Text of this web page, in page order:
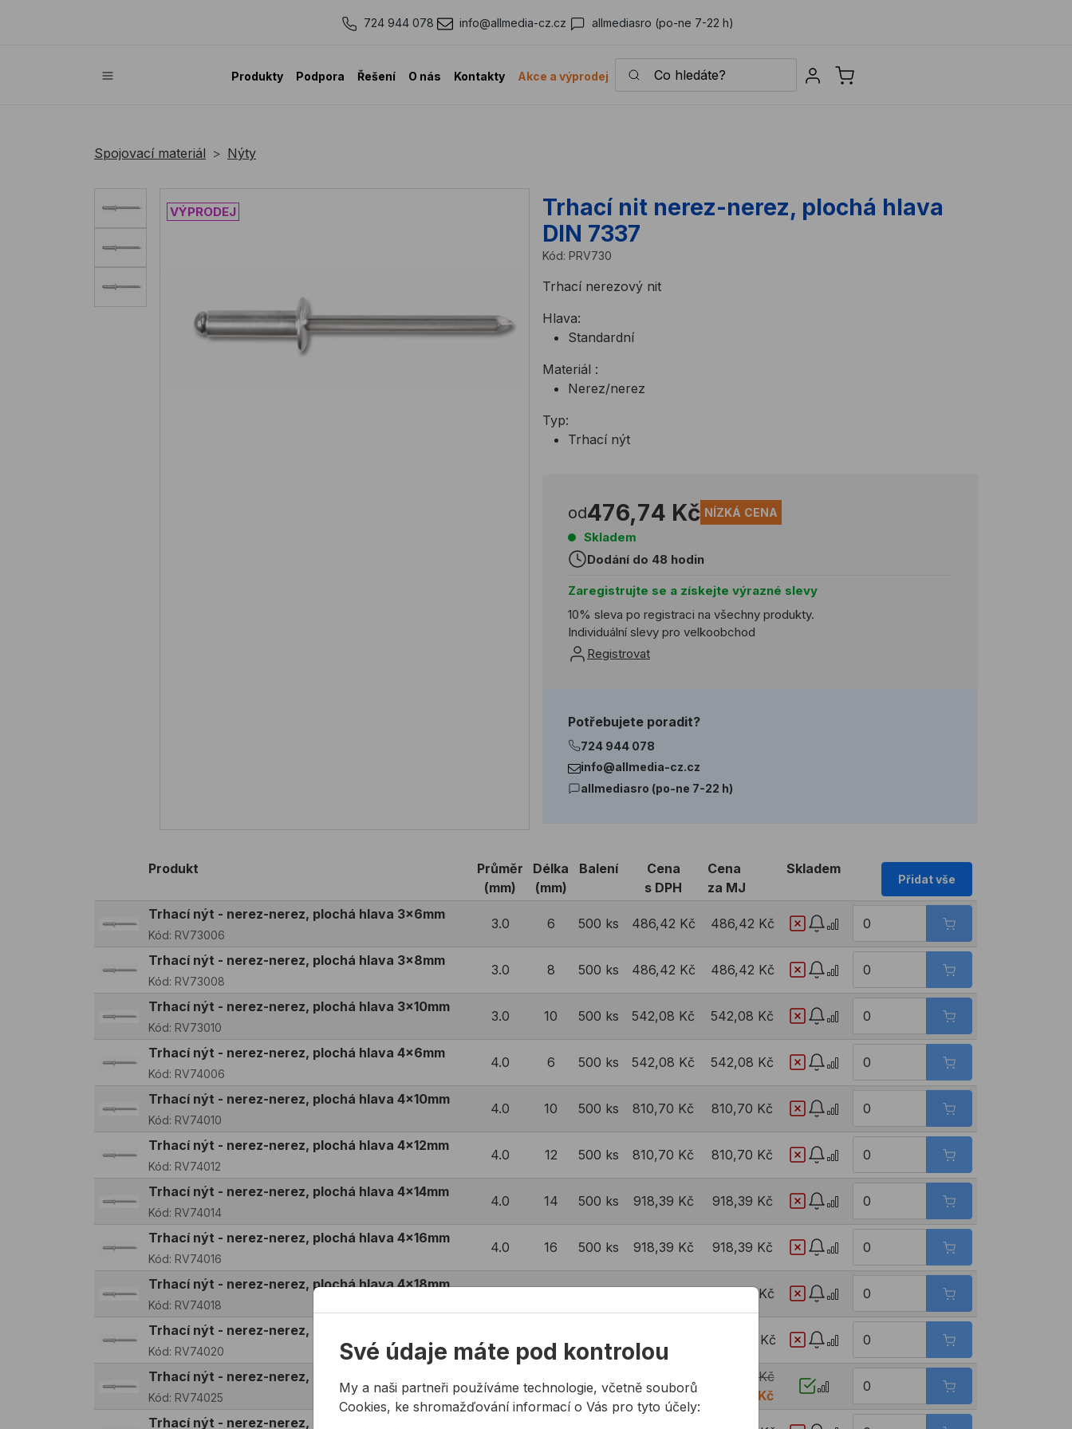
724 944 078 info@allmedia-cz.cz allmediasro (po-ne 7-22 h)
Produkty Podpora Řešení O nás Kontakty Akce a výprodej
Co hledáte? Sign in
Spojovací materiál Nýty
Trhací nit nerez-nerez, plochá hlava
DIN 7337
Kód: PRV730
Trhací nerezový nit
Hlava:
Standardní
Materiál :
Nerez/nerez
Typ:
Trhací nýt
od476,74 Kč NÍZKÁ CENA
Skladem
Dodání do 48 hodin
Zaregistrujte se a získejte výrazné slevy
10% sleva po registraci na všechny produkty.
Individuální slevy pro velkoobchod
Registrovat
Potřebujete poradit?
724 944 078
info@allmedia-cz.cz
allmediasro (po-ne 7-22 h)
Produkt
Průměr
(mm)
Délka
(mm)
Balení
Cena
s DPH
Cena
za MJ
Skladem
Přidat vše
Trhací nýt - nerez-nerez, plochá hlava 3x6mm
Kód: RV73006
3.0 6 500 ks 486,42 Kč 486,42 Kč
Trhací nýt - nerez-nerez, plochá hlava 3x8mm
Kód: RV73008
3.0 8 500 ks 486,42 Kč 486,42 Kč
Trhací nýt - nerez-nerez, plochá hlava 3x10mm
Kód: RV73010
3.0 10 500 ks 542,08 Kč 542,08 Kč
Trhací nýt - nerez-nerez, plochá hlava 4x6mm
Kód: RV74006
4.0 6 500 ks 542,08 Kč 542,08 Kč
Trhací nýt - nerez-nerez, plochá hlava 4x10mm
Kód: RV74010
4.0 10 500 ks 810,70 Kč 810,70 Kč
Trhací nýt - nerez-nerez, plochá hlava 4x12mm
Kód: RV74012
4.0 12 500 ks 810,70 Kč 810,70 Kč
Trhací nýt - nerez-nerez, plochá hlava 4x14mm
Kód: RV74014
4.0 14 500 ks 918,39 Kč 918,39 Kč
Trhací nýt - nerez-nerez, plochá hlava 4x16mm
Kód: RV74016
4.0 16 500 ks 918,39 Kč 918,39 Kč
Trhací nýt - nerez-nerez, plochá hlava 4x18mm
Kód: RV74018
976,47 Kč
Trhací nýt - nerez-nerez, plochá hlava 4x20mm
Kód: RV74020
20 1028,50 Kč 1028,50 Kč
Trhací nýt - nerez-nerez, plochá hlava 4x25mm
Kód: RV74025
4.0 25 500 ks 476,74 Kč
1191,85 Kč
476,74 Kč
Trhací nýt - nerez-nerez, plochá hlava 4,8x8mm
Své údaje máte pod kontrolou
My a naši partneři používáme technologie, včetně souborů
Cookies, ke shromažďování informací o Vás pro tyto účely: